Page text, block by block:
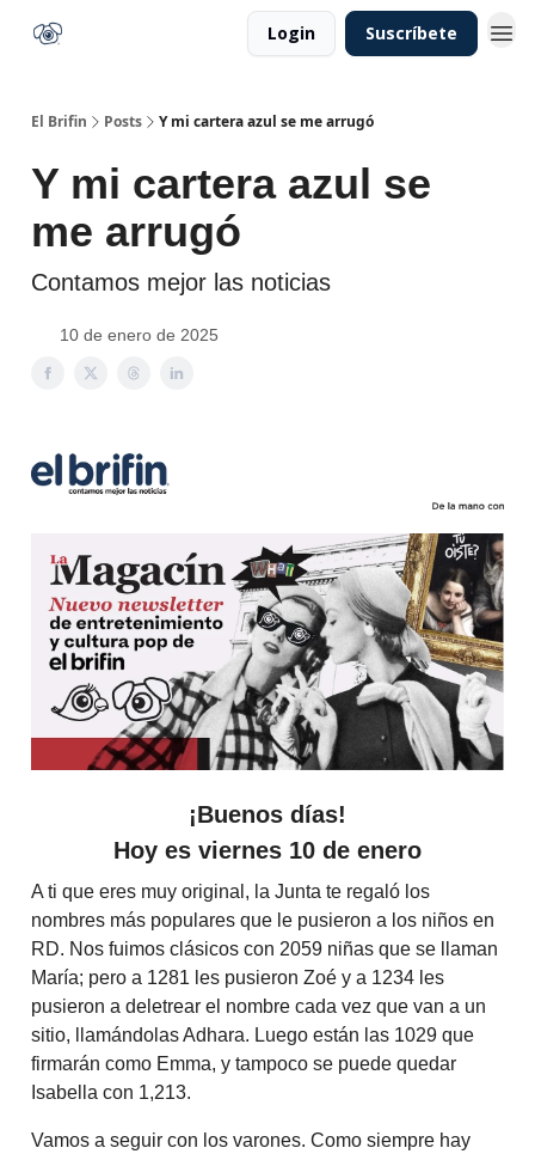
Login Suscríbete
El Brifin Posts Y mi cartera azul se me arrugó
Y mi cartera azul se
me arrugó
Contamos mejor las noticias
10 de enero de 2025
¡Buenos días!
Hoy es viernes 10 de enero
A ti que eres muy original, la Junta te regaló los
nombres más populares que le pusieron a los niños en
RD. Nos fuimos clásicos con 2059 niñas que se llaman
María; pero a 1281 les pusieron Zoé y a 1234 les
pusieron a deletrear el nombre cada vez que van a un
sitio, llamándolas Adhara. Luego están las 1029 que
firmarán como Emma, y tampoco se puede quedar
Isabella con 1,213.
Vamos a seguir con los varones. Como siempre hay